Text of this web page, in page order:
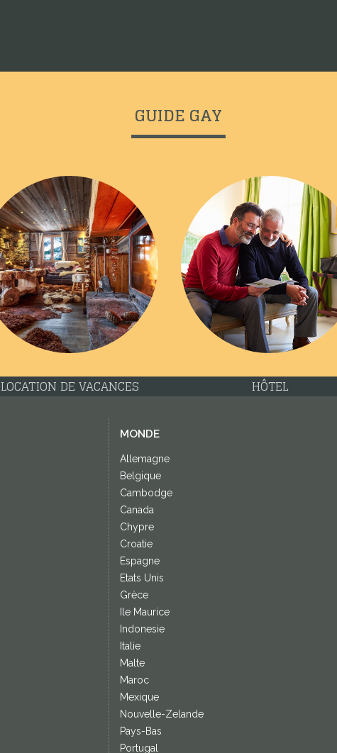
GUIDE GAY
LOCATION DE VACANCES HÔTEL
MONDE
Allemagne
Belgique
Cambodge
Canada
Chypre
Croatie
Espagne
Etats Unis
Grèce
Ile Maurice
Indonesie
Italie
Malte
Maroc
Mexique
Nouvelle-Zelande
Pays-Bas
Portugal